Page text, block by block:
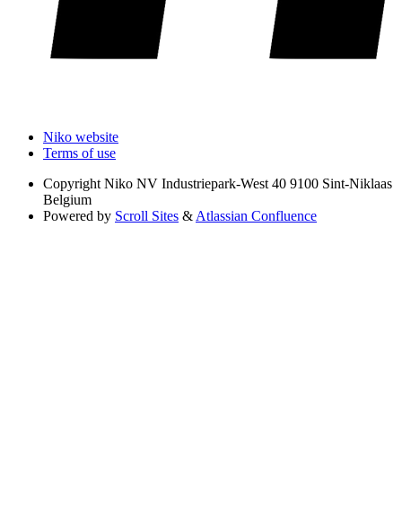
Niko website
Terms of use
Copyright Niko NV Industriepark-West 40 9100 Sint-Niklaas
Belgium
Powered by Scroll Sites & Atlassian Confluence